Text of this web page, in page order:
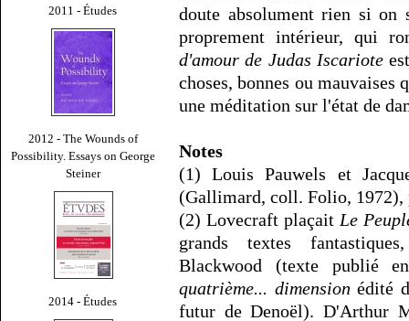
2011 - Études
2012 - The Wounds of
Possibility. Essays on George
Steiner
2014 - Études
doute absolument rien si
proprement intérieur, qui
d'amour de Judas Iscariote
choses, bonnes ou
une méditation sur l'état de
Notes
(1) Louis Pauwels et
(Gallimard, coll. Folio, 1972),
(2) Lovecraft plaçait Le
grands textes
Blackwood (texte publié
quatrième... dimension édité
futur de Denoël). D'Arthur